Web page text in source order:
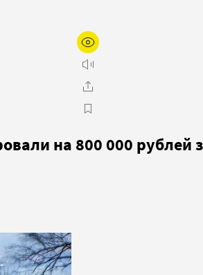
на 800 000 рублей